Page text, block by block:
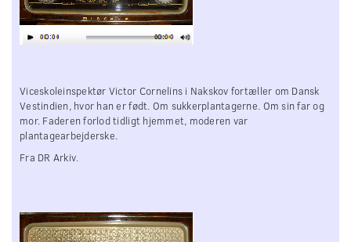
Viceskoleinspektør Victor Cornelins i Nakskov fortæller om Dansk
Vestindien, hvor han er født. Om sukkerplantagerne. Om sin far og
mor. Faderen forlod tidligt hjemmet, moderen var
plantagearbejderske.
Fra DR Arkiv.